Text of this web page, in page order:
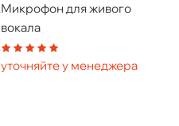
Микрофон для живого
вокала
уточняйте у менеджера